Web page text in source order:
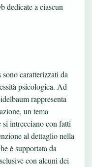
dedicate a ciascun
caratterizzati da
psicologica. Ad
rappresenta
un tema
si intrecciano con fatti
al dettaglio nella
è supportata da
con alcuni dei